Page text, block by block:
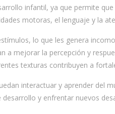
infantil, ya que permite
motoras, el lenguaje y la
lo que les genera
a mejorar la percepción y
texturas contribuyen a
interactuar y aprender del
y enfrentar nuevos